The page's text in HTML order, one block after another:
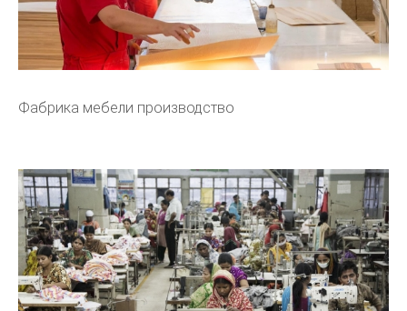
Фабрика мебели производство